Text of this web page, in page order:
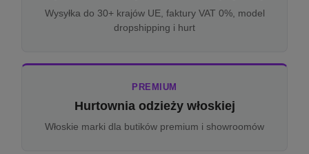
Wysyłka do 30+ krajów UE, faktury VAT 0%, model
dropshipping i hurt
PREMIUM
Hurtownia odzieży włoskiej
Włoskie marki dla butików premium i showroomów